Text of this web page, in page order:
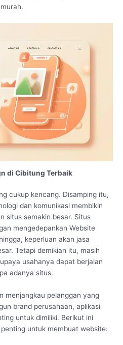
di Cibitung Terbaik
cukup kencang. Disamping itu,
dan komunikasi membikin
situs semakin besar. Situs
mengedepankan Website
keperluan akan jasa
Tetapi demikian itu, masih
usahanya dapat berjalan
adanya situs.
menjangkau pelanggan yang
brand perusahaan, aplikasi
untuk dimiliki. Berikut ini
untuk membuat website: